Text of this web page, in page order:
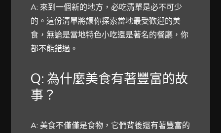
A: 來到一個新的地方，必吃清單是必不可少
的。這份清單將讓你探索當地最受歡迎的美
食，無論是當地特色小吃還是著名的餐廳，你
都不能錯過。
Q: 為什麼美食有著豐富的故
事？
A: 美食不僅僅是食物，它們背後還有著豐富的